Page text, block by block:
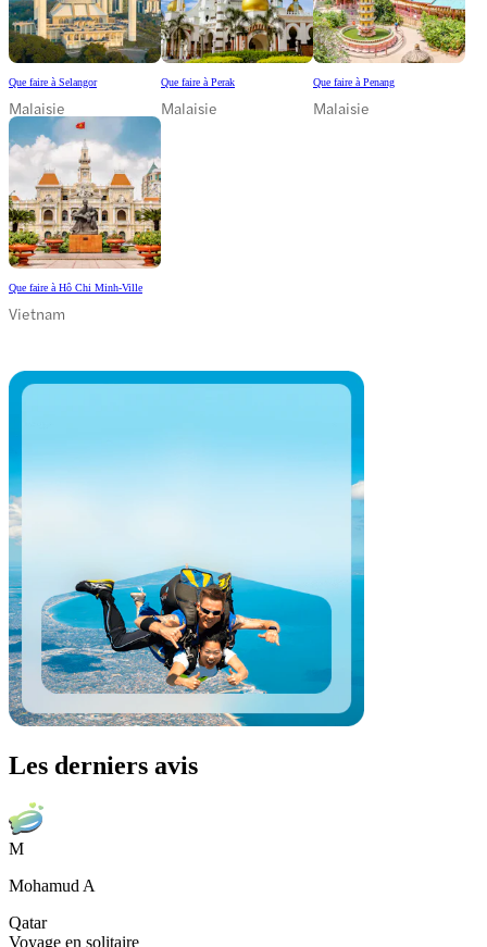
Que faire à Selangor
Malaisie
Que faire à Perak
Malaisie
Que faire à Penang
Malaisie
Que faire à Hô Chi Minh-Ville
Vietnam
Les derniers avis
M
Mohamud A
Qatar
Voyage en solitaire